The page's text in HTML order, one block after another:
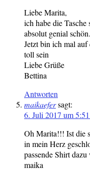
Liebe Marita,
ich habe die
absolut genial schön.
Jetzt bin ich mal auf
toll sein
Liebe Grüße
Bettina
Antworten
maikaefersagt:
6. Juli 2017 um
Oh Marita!!! Ist die
in mein Herz
passende Shirt
maika